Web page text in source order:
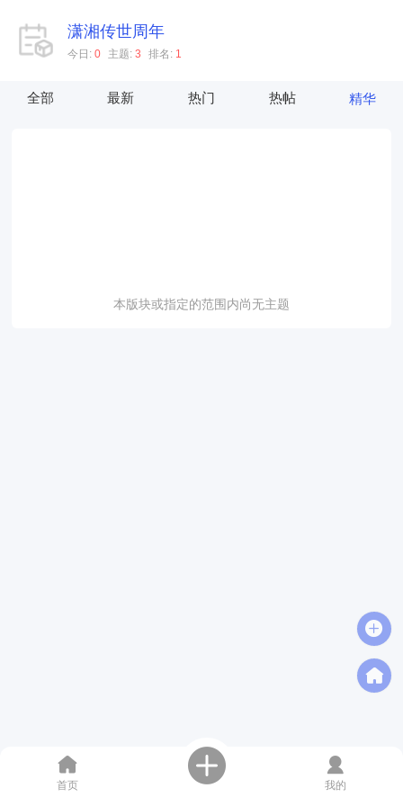
潇湘传世周年
今日: 0 主题: 3 排名: 1
全部 最新 热门 热帖 精华
本版块或指定的范围内尚无主题
首页 我的